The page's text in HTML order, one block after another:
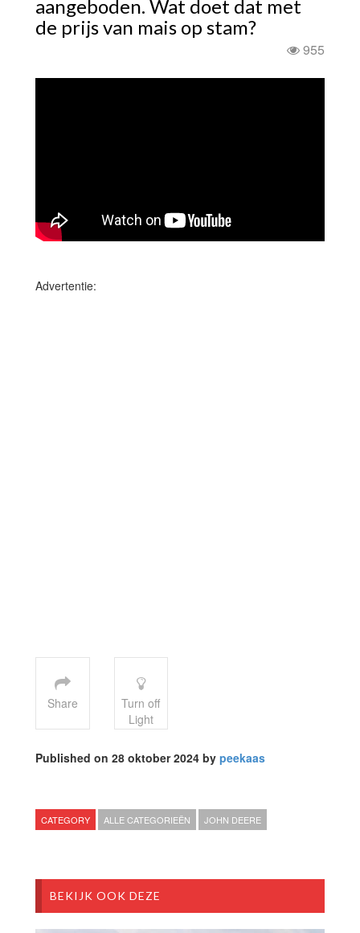
aangeboden. Wat doet dat met
de prijs van mais op stam?
955
Advertentie:
Share
Turn off
Light
Published on 28 oktober 2024 by peekaas
CATEGORY ALLE CATEGORIEËN JOHN DEERE
BEKIJK OOK DEZE